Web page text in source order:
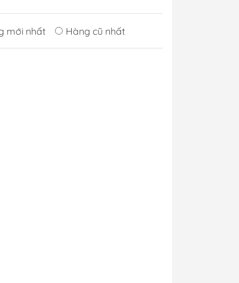
mới nhất Hàng cũ nhất